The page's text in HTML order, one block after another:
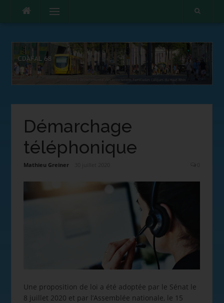
Menu
Démarchage
téléphonique
Mathieu Greiner
Une proposition de loi a été adoptée par le Sénat le
8 juillet 2020 et par l’Assemblée nationale, le 15